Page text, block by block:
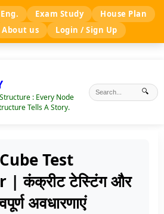
: Every Node
Tells A Story.
🔍
Exam Study
House Plan
About us Login / Sign Up
Test
कंक्रीट टेस्टिंग और
अवधारणाएं